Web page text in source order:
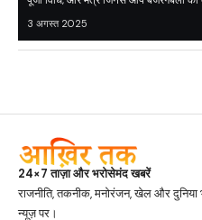
3 अगस्त 2025
24×7 ताज़ा और भरोसेमंद खबरें
राजनीति, तकनीक, मनोरंजन, खेल और
न्यूज़ पर।